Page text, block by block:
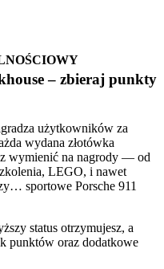
– zbieraj punkty
użytkowników za
wydana złotówka
wymienić na nagrody — od
LEGO, i nawet
sportowe Porsche 911
status otrzymujesz, a
punktów oraz dodatkowe